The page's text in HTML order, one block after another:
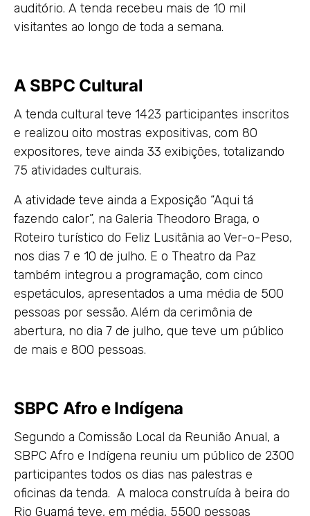
auditório. A tenda recebeu mais de 10 mil
visitantes ao longo de toda a semana.
A SBPC Cultural
A tenda cultural teve 1423 participantes inscritos
e realizou oito mostras expositivas, com 80
expositores, teve ainda 33 exibições, totalizando
75 atividades culturais.
A atividade teve ainda a Exposição “Aqui tá
fazendo calor”, na Galeria Theodoro Braga, o
Roteiro turístico do Feliz Lusitânia ao Ver-o-Peso,
nos dias 7 e 10 de julho. E o Theatro da Paz
também integrou a programação, com cinco
espetáculos, apresentados a uma média de 500
pessoas por sessão. Além da cerimônia de
abertura, no dia 7 de julho, que teve um público
de mais e 800 pessoas.
SBPC Afro e Indígena
Segundo a Comissão Local da Reunião Anual, a
SBPC Afro e Indígena reuniu um público de 2300
participantes todos os dias nas palestras e
oficinas da tenda. A maloca construída à beira do
Rio Guamá teve, em média, 5500 pessoas